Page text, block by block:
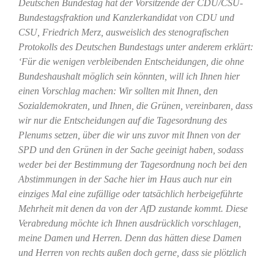
Deutschen Bundestag hat der Vorsitzende der CDU/CSU-
Bundestagsfraktion und Kanzlerkandidat von CDU und
CSU, Friedrich Merz, ausweislich des stenografischen
Protokolls des Deutschen Bundestags unter anderem erklärt:
‘Für die wenigen verbleibenden Entscheidungen, die ohne
Bundeshaushalt möglich sein könnten, will ich Ihnen hier
einen Vorschlag machen: Wir sollten mit Ihnen, den
Sozialdemokraten, und Ihnen, die Grünen, vereinbaren, dass
wir nur die Entscheidungen auf die Tagesordnung des
Plenums setzen, über die wir uns zuvor mit Ihnen von der
SPD und den Grünen in der Sache geeinigt haben, sodass
weder bei der Bestimmung der Tagesordnung noch bei den
Abstimmungen in der Sache hier im Haus auch nur ein
einziges Mal eine zufällige oder tatsächlich herbeigeführte
Mehrheit mit denen da von der AfD zustande kommt. Diese
Verabredung möchte ich Ihnen ausdrücklich vorschlagen,
meine Damen und Herren. Denn das hätten diese Damen
und Herren von rechts außen doch gerne, dass sie plötzlich